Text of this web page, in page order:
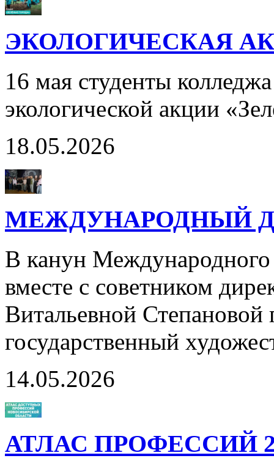
ЭКОЛОГИЧЕСКАЯ
16 мая студенты
экологической акции
18.05.2026
МЕЖДУНАРОДНЫЙ
В канун Международного
вместе с советником
Витальевной
государственный
14.05.2026
АТЛАС ПРОФЕССИЙ